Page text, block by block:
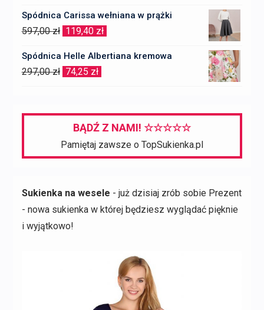
Spódnica Carissa wełniana w prążki
597,00zł Pierwotna
wynosiła:
597,00 zł.
119,40 zł
Spódnica Helle Albertiana kremowa
297,00zł Pierwotna
297,00 zł.
74,25 zł
BĄDŹ Z NAMI! ☆☆☆☆☆
Pamiętaj zawsze o TopSukienka.pl
Sukienka na wesele - już dzisiaj zrób sobie Prezent
- nowa sukienka w której będziesz wyglądać pięknie
i wyjątkowo!